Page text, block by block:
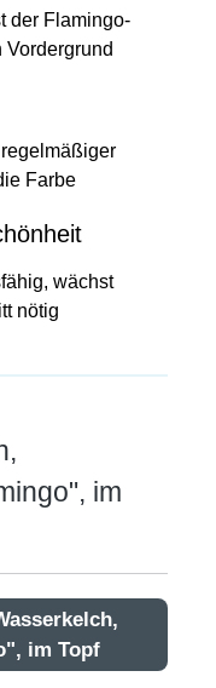
der Flamingo-
Vordergrund
Farbe
wächst
nötig
im
im Topf